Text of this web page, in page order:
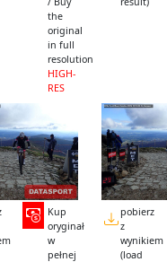
the
original
in full
resolution
HIGH-
RES
Kup
oryginał
w
pełnej
pobierz
z
wynikiem
(load